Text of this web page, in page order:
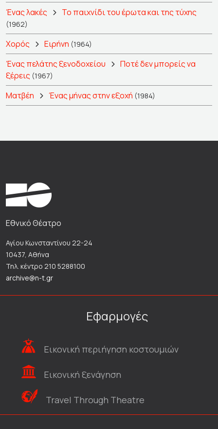
Ένας λακές Το παιχνίδι του έρωτα και της τύχης
(1962)
Χορός Ειρήνη (1964)
Ένας πελάτης ξενοδοχείου
Ποτέ δεν μπορείς να
ξέρεις (1967)
Ματβέη Ένας μήνας στην εξοχή (1984)
Εθνικό Θέατρο
Αγίου Κωνσταντίνου 22-24
10437, Αθήνα
Τηλ. κέντρο 210 5288100
archive@n-t.gr
Εφαρμογές
Εικονική περιήγηση κοστουμιών
Εικονική ξενάγηση
Travel Through Theatre